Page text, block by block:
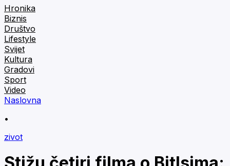
Hronika
Biznis
Društvo
Lifestyle
Svijet
Kultura
Gradovi
Sport
Video
Naslovna
•
zivot